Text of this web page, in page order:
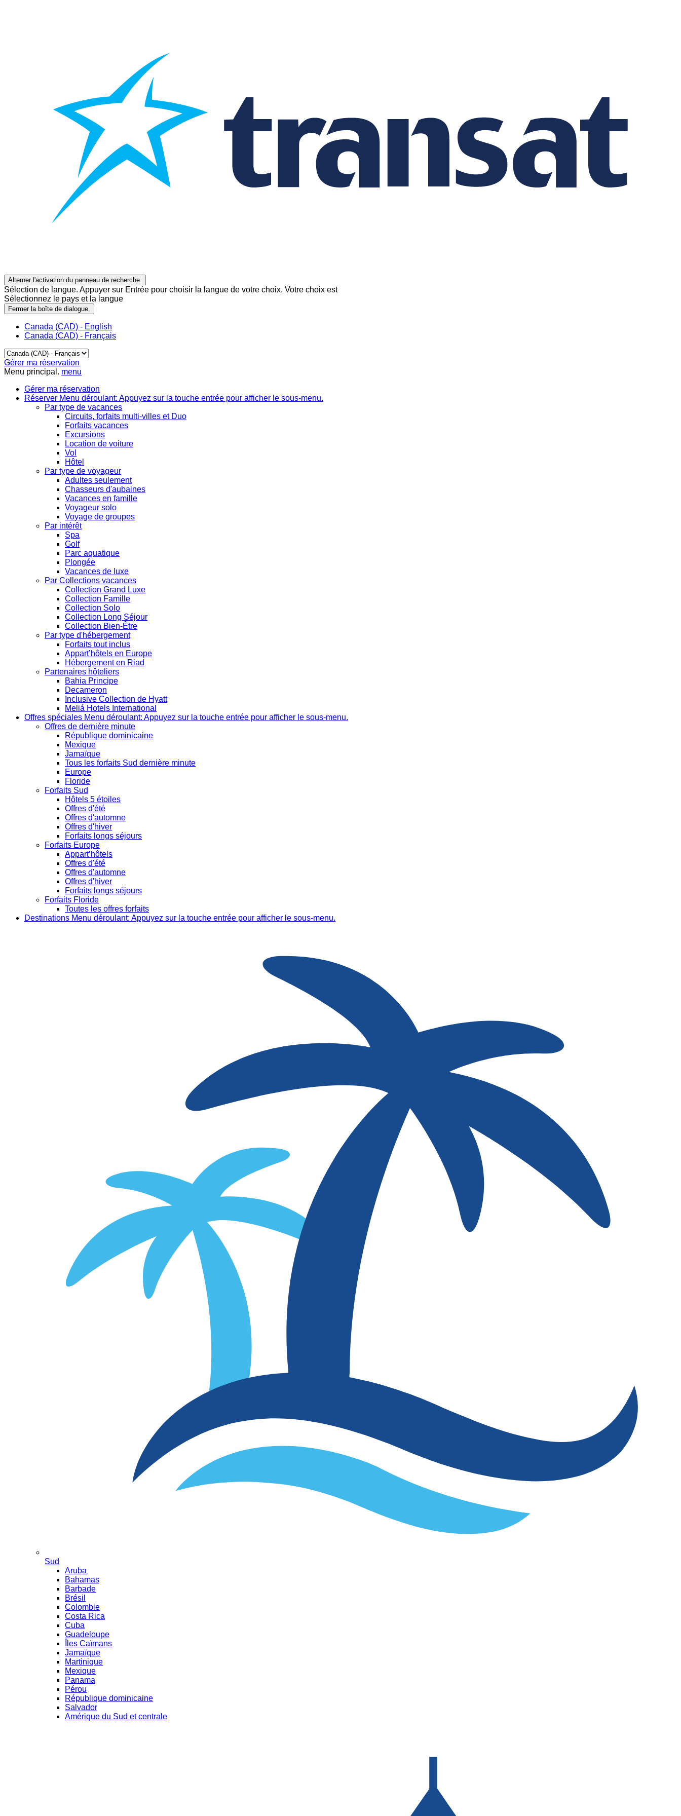
Alterner l'activation du panneau de recherche.
Sélection de langue. Appuyer sur Entrée pour choisir la langue de votre choix. Votre choix est
Sélectionnez le pays et la langue
Fermer la boîte de dialogue.
Canada (CAD) - English
Canada (CAD) - Français
Gérer ma réservation
Menu principal. menu
Gérer ma réservation
Réserver Menu déroulant: Appuyez sur la touche entrée pour afficher le sous-menu.
Par type de vacances
Circuits, forfaits multi-villes et Duo
Forfaits vacances
Excursions
Location de voiture
Vol
Hôtel
Par type de voyageur
Adultes seulement
Chasseurs d'aubaines
Vacances en famille
Voyageur solo
Voyage de groupes
Par intérêt
Spa
Golf
Parc aquatique
Plongée
Vacances de luxe
Par Collections vacances
Collection Grand Luxe
Collection Famille
Collection Solo
Collection Long Séjour
Collection Bien-Être
Par type d'hébergement
Forfaits tout inclus
Appart’hôtels en Europe
Hébergement en Riad
Partenaires hôteliers
Bahia Principe
Decameron
Inclusive Collection de Hyatt
Meliá Hotels International
Offres spéciales Menu déroulant: Appuyez sur la touche entrée pour afficher le sous-menu.
Offres de dernière minute
République dominicaine
Mexique
Jamaïque
Tous les forfaits Sud dernière minute
Europe
Floride
Forfaits Sud
Hôtels 5 étoiles
Offres d'été
Offres d'automne
Offres d'hiver
Forfaits longs séjours
Forfaits Europe
Appart’hôtels
Offres d'été
Offres d'automne
Offres d'hiver
Forfaits longs séjours
Forfaits Floride
Toutes les offres forfaits
Destinations Menu déroulant: Appuyez sur la touche entrée pour afficher le sous-menu.
Sud
Aruba
Bahamas
Barbade
Brésil
Colombie
Costa Rica
Cuba
Guadeloupe
Îles Caïmans
Jamaïque
Martinique
Mexique
Panama
Pérou
République dominicaine
Salvador
Amérique du Sud et centrale